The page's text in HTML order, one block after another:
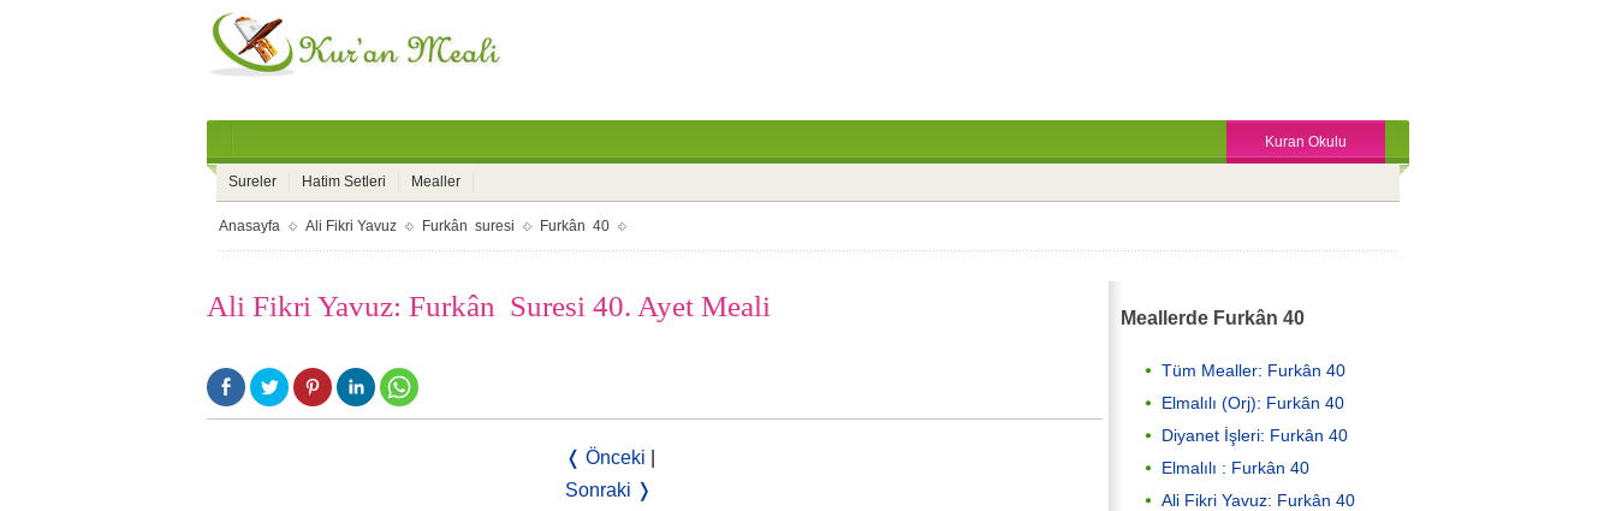
Kuran Okulu
Sureler Hatim Setleri Mealler
Anasayfa Ali Fikri Yavuz Furkân suresi Furkân 40
Ali Fikri Yavuz: Furkân Suresi 40. Ayet Meali
❬ Önceki
Sonraki ❭
Meallerde Furkân 40
Tüm Mealler: Furkân 40
Elmalılı (Orj): Furkân 40
Diyanet İşleri: Furkân 40
Elmalılı : Furkân 40
Ali Fikri Yavuz: Furkân 40